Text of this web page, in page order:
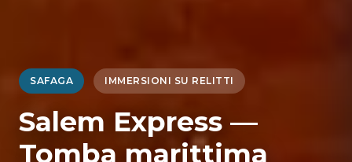
SAFAGA IMMERSIONI SU RELITTI
Salem Express —
Tomba marittima